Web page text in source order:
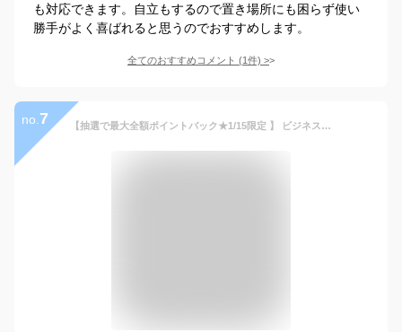
も対応できます。自立もするので置き場所にも困らず使い
勝手がよく喜ばれると思うのでおすすめします。
全てのおすすめコメント (1件) >
no. 7 【抽選で最大全額ポイントバック★1/15限定 】 ビジネスバッグ メンズ マチ拡張 ショルダーバッグ A4対応 大容量 収納 50代 軽量 拡張 ノートPCバッグ PCバッグ パソコンバッグ 15.6インチ ブリーフケース 自立 ブラック 送料無料